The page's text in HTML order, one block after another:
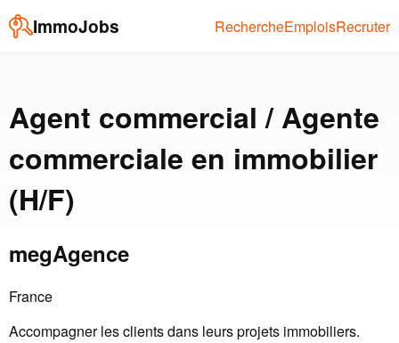
ImmoJobs RechercheEmploisRecruter
Agent commercial / Agente
commerciale en immobilier
(H/F)
megAgence
France
Accompagner les clients dans leurs projets immobiliers.